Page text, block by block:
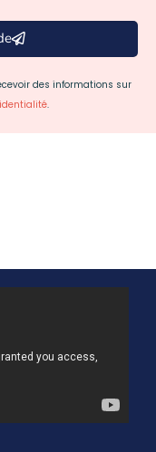
des informations sur
.